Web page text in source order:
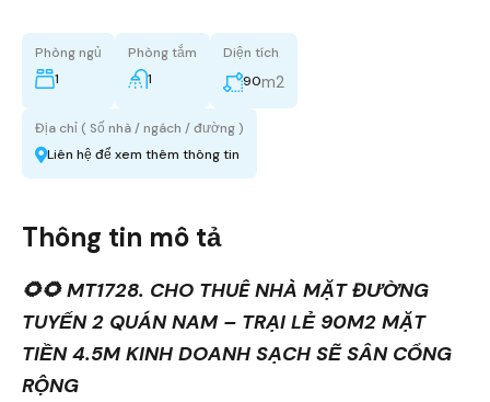
Phòng ngủ
1
Phòng tắm
1
Diện tích
90m2
Địa chỉ ( Số nhà / ngách / đường )
Liên hệ để xem thêm thông tin
Thông tin mô tả
🌻🌻 MT1728. CHO THUÊ NHÀ MẶT ĐƯỜNG
TUYẾN 2 QUÁN NAM – TRẠI LẺ 90M2 MẶT
TIỀN 4.5M KINH DOANH SẠCH SẼ SÂN CỔNG
RỘNG